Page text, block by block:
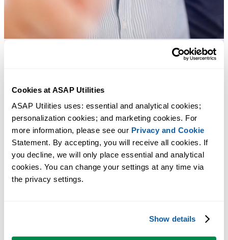
Cookies at ASAP Utilities
ASAP Utilities uses: essential and analytical cookies;
personalization cookies; and marketing cookies. For
more information, please see our Privacy and Cookie
Statement. By accepting, you will receive all cookies. If
you decline, we will only place essential and analytical
cookies. You can change your settings at any time via
the privacy settings.
Show details
节省 Excel 工作时间，简单高效。
ASAP Utilities 帮助您节省时间，并实现 Excel 本身无法完成的
作。
您可以立即开始使用，无需培训。